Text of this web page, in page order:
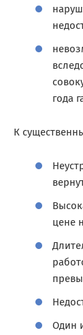
года
К
цене
Один